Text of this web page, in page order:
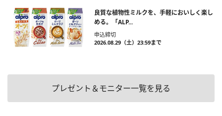
良質な植物性ミルクを、手軽においしく楽し
める。「ALP...
申込締切
2026.08.29（土）23:59まで
プレゼント＆モニター一覧を見る